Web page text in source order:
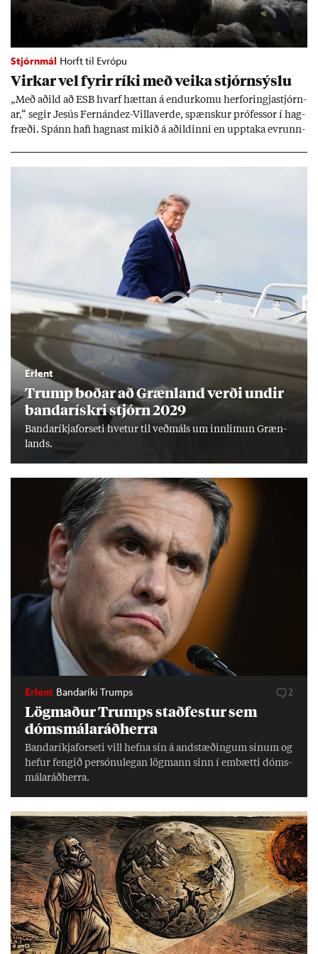
Stjórnmál Horft til Evrópu
Virk­ar vel fyr­ir ríki með veika stjórn­sýslu
„Með að­ild að ESB hvarf hætt­an á end­ur­komu her­for­ingja­stjórn­
ar,“ seg­ir Jesús Fer­nández-Villa­ver­de, spænsk­ur pró­fess­or í hag­
fræði. Spánn hafi hagn­ast mik­ið á að­ild­inni en upp­taka evr­unn­
Erlent
Trump boð­ar að Græn­land verði und­ir
banda­rískri stjórn 2029
Banda­ríkja­for­seti hvet­ur til veð­máls um inn­limun Græn­
lands.
Erlent Bandaríki Trumps 2
Lög­mað­ur Trumps stað­fest­ur sem
dóms­mála­ráð­herra
Banda­ríkja­for­seti vill hefna sín á and­stæð­ing­um sín­um og
hef­ur feng­ið per­sónu­leg­an lög­mann sinn í embætti dóms­
mála­ráð­herra.